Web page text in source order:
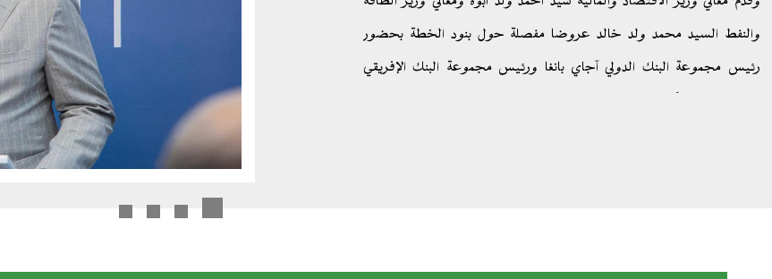
والنفط السيد محمد ولد خالد عروضا مفصلة حول بنود الخطة بحضور
رئيس مجموعة البنك الدولي آجاي بانغا ورئيس مجموعة البنك الإفريقي